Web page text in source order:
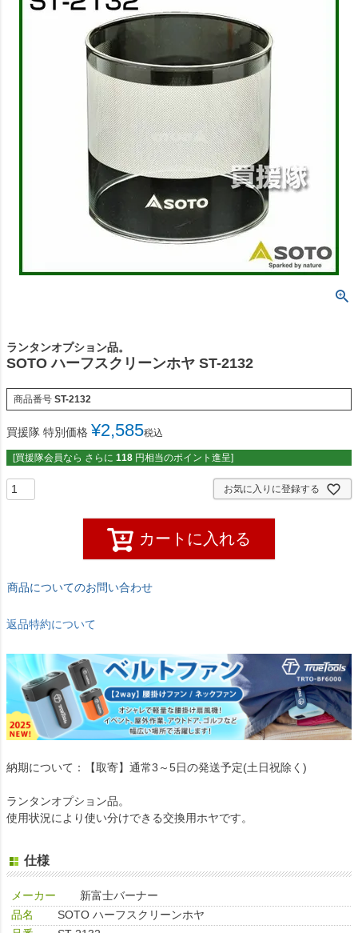
ランタンオプション品。
SOTO ハーフスクリーンホヤ ST-2132
商品番号 ST-2132
買援隊 特別価格 ¥2,585税込
[買援隊会員なら さらに 118 円相当のポイント進呈]
お気に入りに登録する
カートに入れる
商品についてのお問い合わせ
返品特約について
納期について：【取寄】通常3～5日の発送予定(土日祝除く)
ランタンオプション品。
使用状況により使い分けできる交換用ホヤです。
仕様
メーカー
新富士バーナー
品名
SOTO ハーフスクリーンホヤ